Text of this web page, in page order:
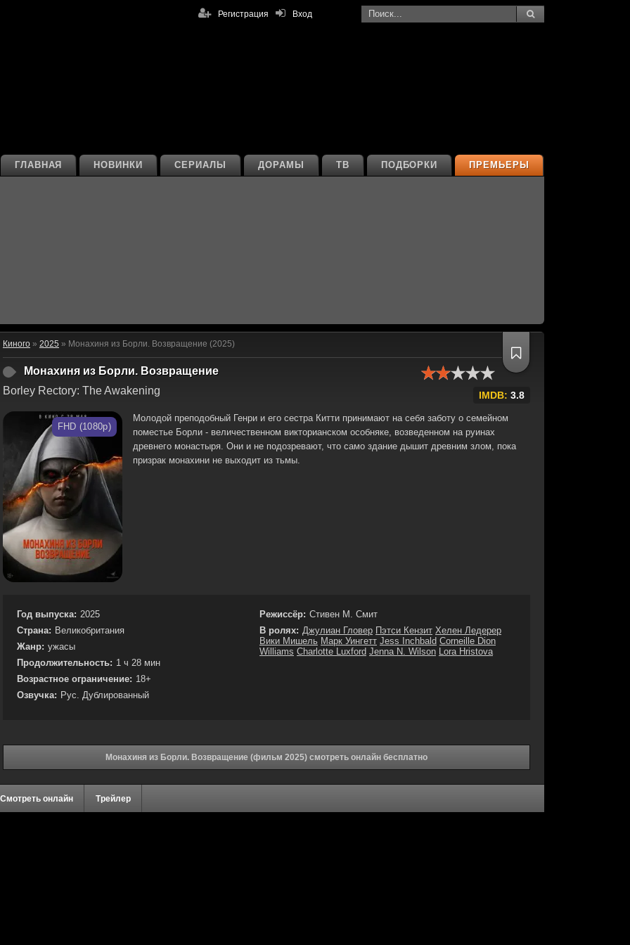
Вход
Регистрация
ПРЕМЬЕРЫ
ПОДБОРКИ
ТВ
ДОРАМЫ
СЕРИАЛЫ
НОВИНКИ
ГЛАВНАЯ
Киного » 2025 » Монахиня из Борли. Возвращение (2025)
Монахиня из Борли. Возвращение
Borley Rectory: The Awakening
IMDB: 3.8
FHD (1080p)
Молодой преподобный Генри и его сестра Китти принимают на себя заботу о семейном
поместье Борли - величественном викторианском особняке, возведенном на руинах
древнего монастыря. Они и не подозревают, что само здание дышит древним злом, пока
призрак монахини не выходит из тьмы.
Год выпуска: 2025
Страна: Великобритания
Жанр: ужасы
Продолжительность: 1 ч 28 мин
Возрастное ограничение: 18+
Озвучка: Рус. Дублированный
Режиссёр: Стивен М. Смит
В ролях: Джулиан Гловер Пэтси Кензит Хелен Ледерер
Вики Мишель Марк Уингетт Jess Inchbald Corneille Dion
Williams Charlotte Luxford Jenna N. Wilson Lora Hristova
Монахиня из Борли. Возвращение (фильм 2025) смотреть онлайн бесплатно
Смотреть онлайн Трейлер